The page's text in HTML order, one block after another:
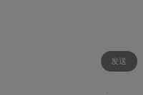
发送